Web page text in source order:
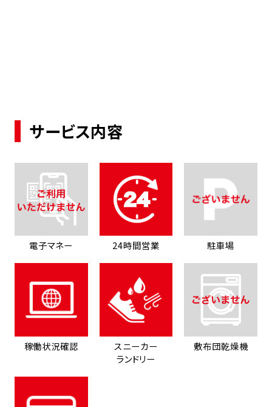
サービス内容
電子マネー 24時間営業 駐車場
稼働状況確認
スニーカー
ランドリー
敷布団乾燥機